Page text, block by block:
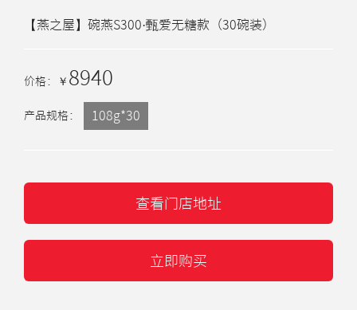
【燕之屋】碗燕S300·甄爱无糖款（30碗装）
价格： ￥ 8940
产品规格： 108g*30
查看门店地址
立即购买